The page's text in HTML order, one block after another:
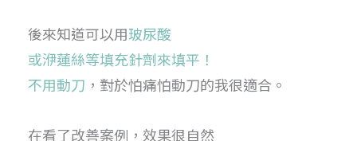
後來知道可以用玻尿酸
或洢蓮絲等填充針劑來填平！
不用動刀 ，對於怕痛怕動刀的我很適合。
在看了改善案例，效果很自然